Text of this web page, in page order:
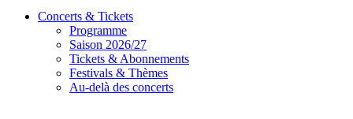
Concerts & Tickets
Programme
Saison 2026/27
Tickets & Abonnements
Festivals & Thèmes
Au-delà des concerts